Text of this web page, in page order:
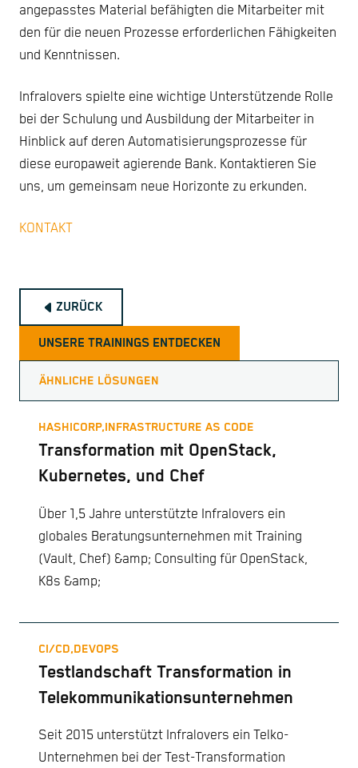
angepasstes Material befähigten die Mitarbeiter mit
den für die neuen Prozesse erforderlichen Fähigkeiten
und Kenntnissen.
Infralovers spielte eine wichtige Unterstützende Rolle
bei der Schulung und Ausbildung der Mitarbeiter in
Hinblick auf deren Automatisierungsprozesse für
diese europaweit agierende Bank. Kontaktieren Sie
uns, um gemeinsam neue Horizonte zu erkunden.
KONTAKT
ZURÜCK
UNSERE TRAININGS ENTDECKEN
ÄHNLICHE LÖSUNGEN
HASHICORP,INFRASTRUCTURE AS CODE
Transformation mit OpenStack,
Kubernetes, und Chef
Über 1,5 Jahre unterstützte Infralovers ein
globales Beratungsunternehmen mit Training
(Vault, Chef) &amp; Consulting für OpenStack,
K8s &amp;
CI/CD,DEVOPS
Testlandschaft Transformation in
Telekommunikationsunternehmen
Seit 2015 unterstützt Infralovers ein Telko-
Unternehmen bei der Test-Transformation